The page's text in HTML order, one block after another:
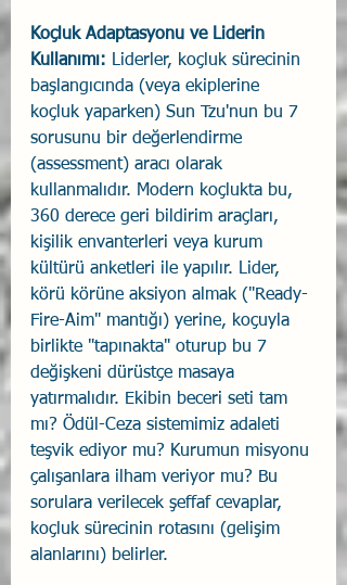
Koçluk Adaptasyonu ve Liderin
Kullanımı: Liderler, koçluk sürecinin
başlangıcında (veya ekiplerine
koçluk yaparken) Sun Tzu'nun bu 7
sorusunu bir değerlendirme
(assessment) aracı olarak
kullanmalıdır. Modern koçlukta bu,
360 derece geri bildirim araçları,
kişilik envanterleri veya kurum
kültürü anketleri ile yapılır. Lider,
körü körüne aksiyon almak ("Ready-
Fire-Aim" mantığı) yerine, koçuyla
birlikte "tapınakta" oturup bu 7
değişkeni dürüstçe masaya
yatırmalıdır. Ekibin beceri seti tam
mı? Ödül-Ceza sistemimiz adaleti
teşvik ediyor mu? Kurumun misyonu
çalışanlara ilham veriyor mu? Bu
sorulara verilecek şeffaf cevaplar,
koçluk sürecinin rotasını (gelişim
alanlarını) belirler.